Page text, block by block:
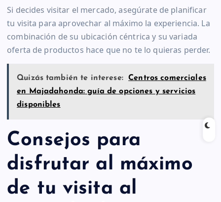
Si decides visitar el mercado, asegúrate de planificar
tu visita para aprovechar al máximo la experiencia. La
combinación de su ubicación céntrica y su variada
oferta de productos hace que no te lo quieras perder.
Quizás también te interese:
Centros comerciales
en Majadahonda: guía de opciones y servicios
disponibles
Consejos para
disfrutar al máximo
de tu visita al